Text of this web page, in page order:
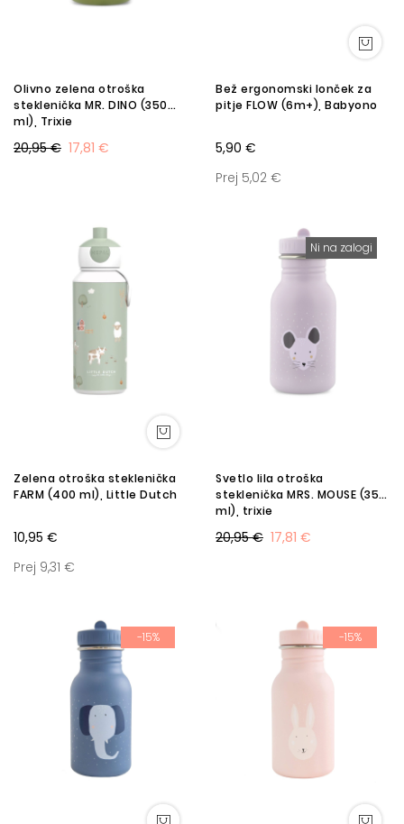
Olivno zelena otroška
steklenička MR. DINO (350
ml), Trixie
17,81 €
20,95 €
Bež ergonomski lonček za
pitje FLOW (6m+), Babyono
5,90 €
Prej 5,02 €
Zelena otroška steklenička
FARM (400 ml), Little Dutch
10,95 €
Prej 9,31 €
Ni na zalogi
Svetlo lila otroška
steklenička MRS. MOUSE (350
ml), trixie
17,81 €
20,95 €
-15% -15%